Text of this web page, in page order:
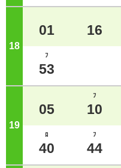
18 ジ
01 16
ﾌ
53
19 ジ
05
ﾌ
10
ﾛ
40
ﾌ
44